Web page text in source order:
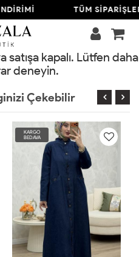
TÜM
satışa kapalı. Lütfen daha
deneyin.
Çekebilir
KARGO
BEDAVA